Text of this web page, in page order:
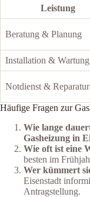
Leistung
Beratung & Planung
Installation & Wartung
Notdienst & Reparatur
Häufige Fragen zur
Wie lange
Gasheizung in
Wie oft ist eine
besten im
Wer kümmert
Eisenstadt
Antragstellung.